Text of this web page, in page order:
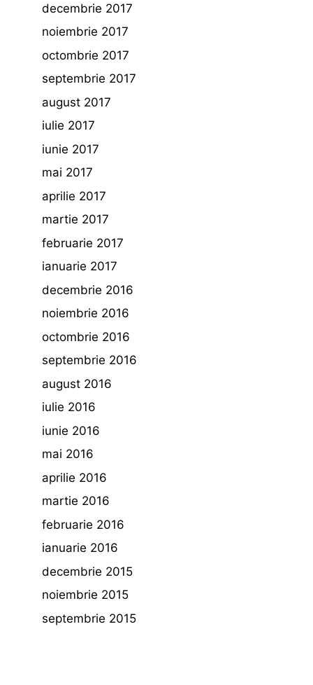
decembrie 2017
noiembrie 2017
octombrie 2017
septembrie 2017
august 2017
iulie 2017
iunie 2017
mai 2017
aprilie 2017
martie 2017
februarie 2017
ianuarie 2017
decembrie 2016
noiembrie 2016
octombrie 2016
septembrie 2016
august 2016
iulie 2016
iunie 2016
mai 2016
aprilie 2016
martie 2016
februarie 2016
ianuarie 2016
decembrie 2015
noiembrie 2015
septembrie 2015